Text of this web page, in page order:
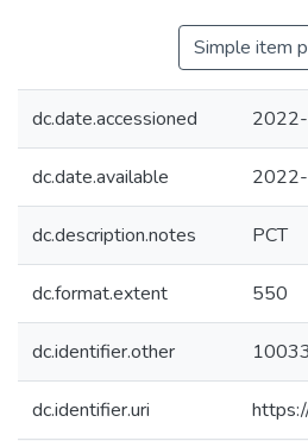
Simple item
dc.date.accessioned
dc.date.available
dc.description.notes PCT
dc.format.extent 550
dc.identifier.other
dc.identifier.uri